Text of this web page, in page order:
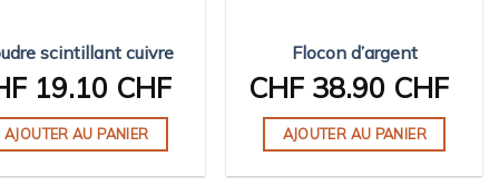
scintillant cuivre
19.10 CHF
AJOUTER AU PANIER
Flocon d’argent
CHF 38.90 CHF
AJOUTER AU PANIER